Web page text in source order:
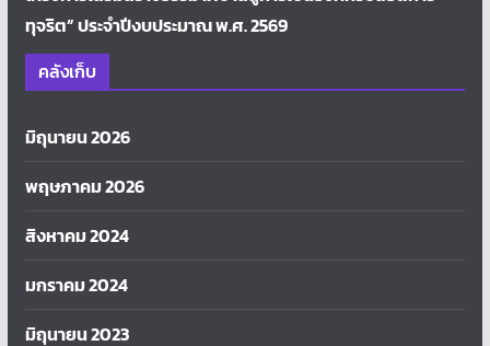
ทุจริต” ประจำปีงบประมาณ พ.ศ. 2569
คลังเก็บ
มิถุนายน 2026
พฤษภาคม 2026
สิงหาคม 2024
มกราคม 2024
มิถุนายน 2023